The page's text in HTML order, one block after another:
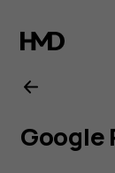
del
Google